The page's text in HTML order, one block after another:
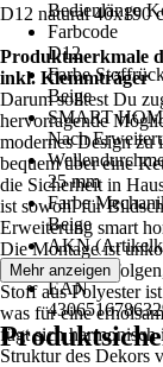
Bedienlänge
Farbcode
D12
Farbe
Beige
SMART
Nach
25 mm
Farbe
Beige
AKN
PFA1
EAN
D12 natural 40x190
Produktmerkmale
inkl. Klemmträger
Darum solltest Du
hervorragende
modernes Design zu
bequem über eine
die Sicherheit in
ist sowohl für
Erweiterung smart
Die Montage ist
an der Wand
Stoff aus Polyester
was für eine
fügt sich harmonisch
Struktur des Dekors
Mehr anzeigen